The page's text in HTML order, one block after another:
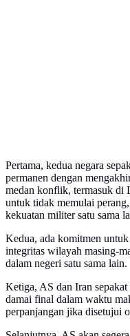
Pertama, kedua negara
permanen dengan
medan konflik, termasuk di
untuk tidak memulai
kekuatan militer satu sama
Kedua, ada komitmen
integritas wilayah masing-
dalam negeri satu sama lain.
Ketiga, AS dan Iran
damai final dalam waktu
perpanjangan jika disetujui